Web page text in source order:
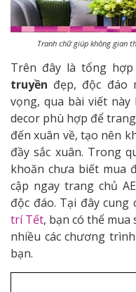
Tranh chữ giúp không gian
Trên đây là tổng hợp
truyền đẹp, độc đáo
vọng, qua bài viết
decor phù hợp để
đến xuân về, tạo nên
đầy sắc xuân. Trong
khoăn chưa biết mua
cập ngay trang chủ
độc đáo. Tại đây cung
trí Tết, bạn có thể mua
nhiều các chương
bạn.